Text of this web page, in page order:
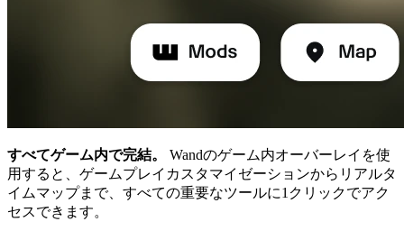
すべてゲーム内で完結。
Wandのゲーム内オーバーレイを使
用すると、ゲームプレイカスタマイゼーションからリアルタ
イムマップまで、すべての重要なツールに1クリックでアク
セスできます。